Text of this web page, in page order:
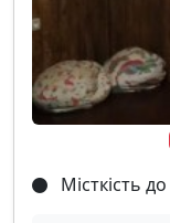
Місткість до